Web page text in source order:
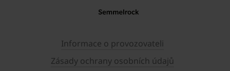
Informace o provozovateli
Zásady ochrany osobních údajů